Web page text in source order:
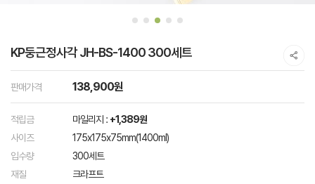
KP둥근정사각 JH-BS-1400 300세트
판매가격 138,900원
적립금 마일리지 : +1,389원
사이즈
175x175x75mm(1400ml)
입수량
300세트
재질
크라프트